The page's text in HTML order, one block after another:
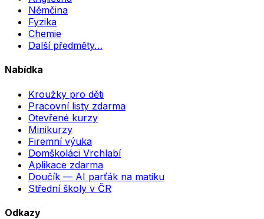
Němčina
Fyzika
Chemie
Další předměty…
Nabídka
Kroužky pro děti
Pracovní listy zdarma
Otevřené kurzy
Minikurzy
Firemní výuka
Domškoláci Vrchlabí
Aplikace zdarma
Doučík — AI parťák na matiku
Střední školy v ČR
Odkazy